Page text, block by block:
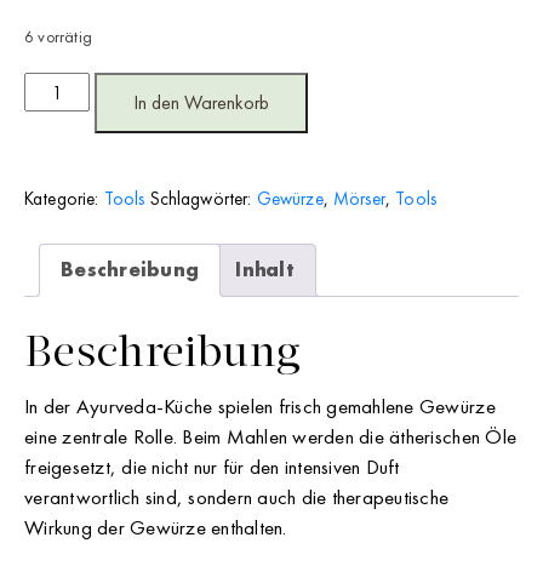
6 vorrätig
Mörser/Grinder
Gusseisen
In den Warenkorb
Kategorie: Tools Schlagwörter: Gewürze, Mörser, Tools
Beschreibung Inhalt
Beschreibung
In der Ayurveda-Küche spielen frisch gemahlene Gewürze
eine zentrale Rolle. Beim Mahlen werden die ätherischen Öle
freigesetzt, die nicht nur für den intensiven Duft
verantwortlich sind, sondern auch die therapeutische
Wirkung der Gewürze enthalten.